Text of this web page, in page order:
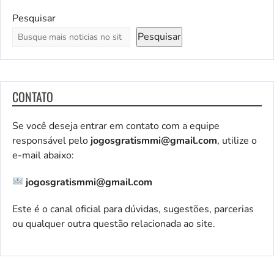
Pesquisar
Pesquisar
CONTATO
Se você deseja entrar em contato com a equipe
responsável pelo jogosgratismmi@gmail.com, utilize o
e-mail abaixo:
jogosgratismmi@gmail.com
Este é o canal oficial para dúvidas, sugestões, parcerias
ou qualquer outra questão relacionada ao site.